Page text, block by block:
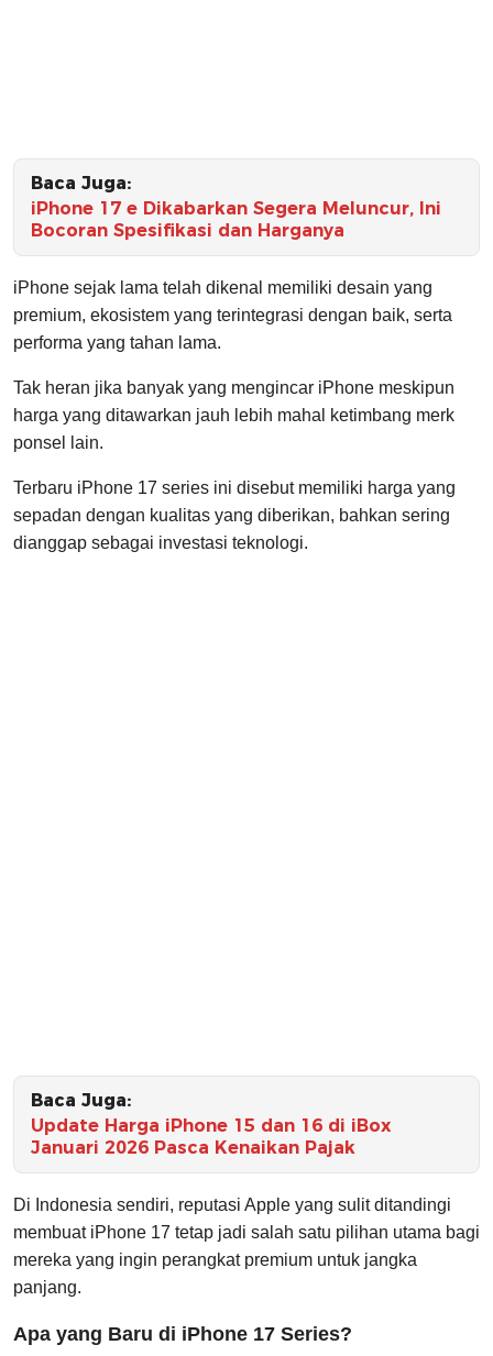
Baca Juga:
iPhone 17 e Dikabarkan Segera Meluncur, Ini
Bocoran Spesifikasi dan Harganya
iPhone sejak lama telah dikenal memiliki desain yang
premium, ekosistem yang terintegrasi dengan baik, serta
performa yang tahan lama.
Tak heran jika banyak yang mengincar iPhone meskipun
harga yang ditawarkan jauh lebih mahal ketimbang merk
ponsel lain.
Terbaru iPhone 17 series ini disebut memiliki harga yang
sepadan dengan kualitas yang diberikan, bahkan sering
dianggap sebagai investasi teknologi.
Baca Juga:
Update Harga iPhone 15 dan 16 di iBox
Januari 2026 Pasca Kenaikan Pajak
Di Indonesia sendiri, reputasi Apple yang sulit ditandingi
membuat iPhone 17 tetap jadi salah satu pilihan utama bagi
mereka yang ingin perangkat premium untuk jangka
panjang.
Apa yang Baru di iPhone 17 Series?